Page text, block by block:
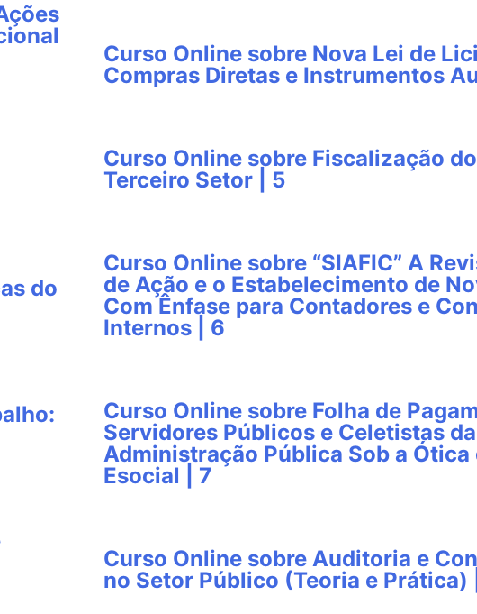
do
Curso Online sobre Nova Lei de
Compras Diretas e Instrumentos
Curso Online sobre Fiscalização
Terceiro Setor | 5
Curso Online sobre “SIAFIC” A
de Ação e o Estabelecimento de
Com Ênfase para Contadores e
Internos | 6
Curso Online sobre Folha de
Servidores Públicos e Celetistas da
Administração Pública Sob a Ótica
Esocial | 7
Curso Online sobre Auditoria e
no Setor Público (Teoria e Prática)